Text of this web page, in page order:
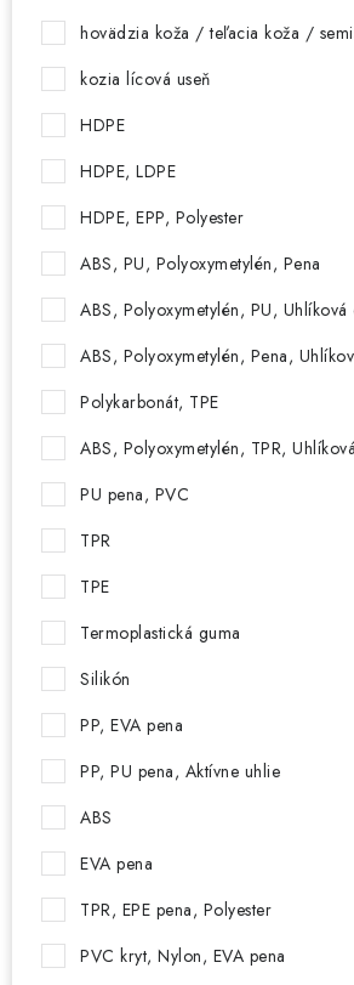
hovädzia koža / teľacia koža /
kozia lícová useň
HDPE
HDPE, LDPE
HDPE, EPP, Polyester
ABS, PU, Polyoxymetylén, Pena
ABS, Polyoxymetylén, PU,
ABS, Polyoxymetylén, Pena,
Polykarbonát, TPE
ABS, Polyoxymetylén, TPR,
PU pena, PVC
TPR
TPE
Termoplastická guma
Silikón
PP, EVA pena
PP, PU pena, Aktívne uhlie
ABS
EVA pena
TPR, EPE pena, Polyester
PVC kryt, Nylon, EVA pena